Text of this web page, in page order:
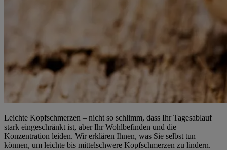
Leichte Kopfschmerzen – nicht so schlimm, dass Ihr Tagesablauf
stark eingeschränkt ist, aber Ihr Wohlbefinden und die
Konzentration leiden. Wir erklären Ihnen, was Sie selbst tun
können, um leichte bis mittelschwere Kopfschmerzen zu lindern.